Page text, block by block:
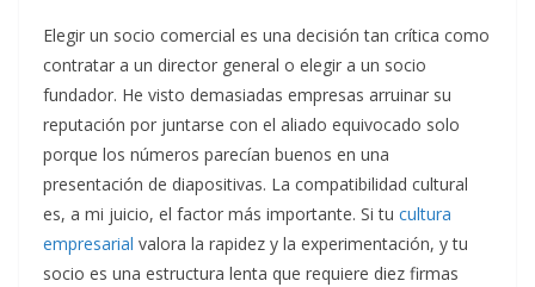
Elegir un socio comercial es una decisión tan crítica como
contratar a un director general o elegir a un socio
fundador. He visto demasiadas empresas arruinar su
reputación por juntarse con el aliado equivocado solo
porque los números parecían buenos en una
presentación de diapositivas. La compatibilidad cultural
es, a mi juicio, el factor más importante. Si tu cultura
empresarial valora la rapidez y la experimentación, y tu
socio es una estructura lenta que requiere diez firmas